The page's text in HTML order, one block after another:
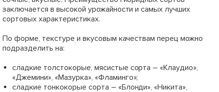
Нет в наличии 63621
Перец "1601 F1" ТМ "Lark
Seeds" 500шт
Нет в наличии 63622
Перец "Аида F1" ТМ "Lark
Seeds" 500шт